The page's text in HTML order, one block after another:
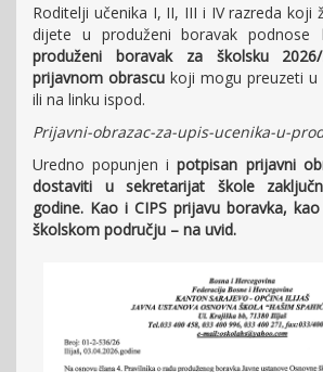
Roditelji učenika I, II, III i IV razreda koji
dijete u produženi boravak podnose
produženi boravak za školsku
prijavnom obrascu koji mogu preuzeti u
ili na linku ispod.
Prijavni-obrazac-za-upis-ucenika-u-
Uredno popunjen ipotpisan prijavni
dostaviti u sekretarijat škole
godine. Kao i CIPS prijavu boravka,
školskom području – na uvid.